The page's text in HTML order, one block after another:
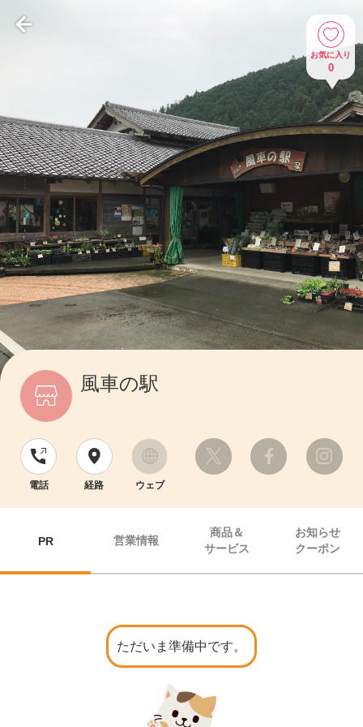
お気に入り
0
風車の駅
電話 経路 ウェブ
PR 営業情報
商品＆
サービス
お知らせ
クーポン
ただいま準備中です。